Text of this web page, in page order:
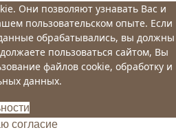
Они позволяют узнавать Вас и
пользовательском опыте. Если
обрабатывались, вы должны
пользоваться сайтом, Вы
файлов cookie, обработку и
данных.
согласие